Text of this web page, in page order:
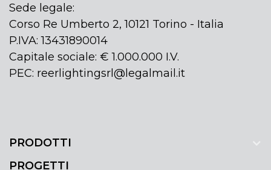
Sede legale:
Corso Re Umberto 2, 10121 Torino - Italia
P.IVA: 13431890014
Capitale sociale: € 1.000.000 I.V.
PEC: reerlightingsrl@legalmail.it
PRODOTTI
PROGETTI